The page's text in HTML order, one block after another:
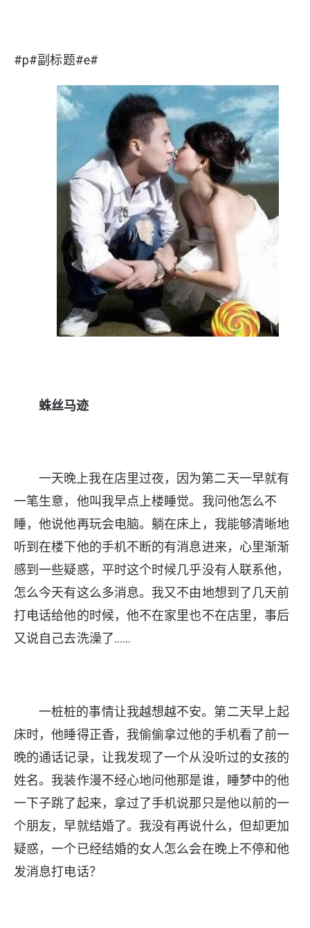
#p#副标题#e#
蛛丝马迹
一天晚上我在店里过夜，因为第二天一早就有
一笔生意，他叫我早点上楼睡觉。我问他怎么不
睡，他说他再玩会电脑。躺在床上，我能够清晰地
听到在楼下他的手机不断的有消息进来，心里渐渐
感到一些疑惑，平时这个时候几乎没有人联系他，
怎么今天有这么多消息。我又不由地想到了几天前
打电话给他的时候，他不在家里也不在店里，事后
又说自己去洗澡了……
一桩桩的事情让我越想越不安。第二天早上起
床时，他睡得正香，我偷偷拿过他的手机看了前一
晚的通话记录，让我发现了一个从没听过的女孩的
姓名。我装作漫不经心地问他那是谁，睡梦中的他
一下子跳了起来，拿过了手机说那只是他以前的一
个朋友，早就结婚了。我没有再说什么，但却更加
疑惑，一个已经结婚的女人怎么会在晚上不停和他
发消息打电话？